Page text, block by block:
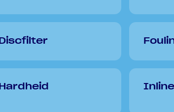
Discfilter
Hardheid